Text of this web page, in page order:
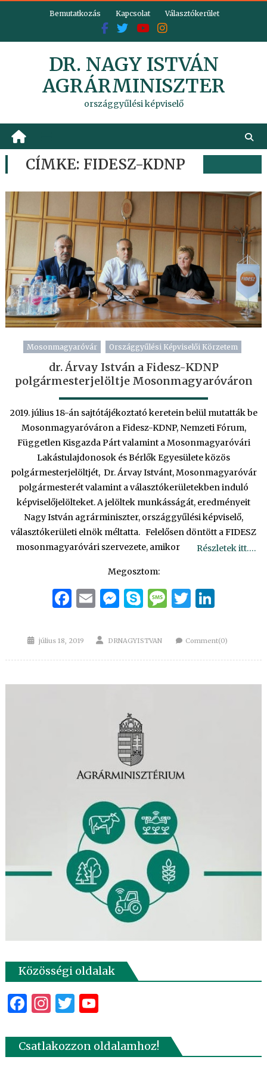
Bemutatkozás Kapcsolat Választókerület
DR. NAGY ISTVÁN
AGRÁRMINISZTER
országgyűlési képviselő
CÍMKE: FIDESZ-KDNP
Mosonmagyaróvár Országgyűlési Képviselői Körzetem
dr. Árvay István a Fidesz-KDNP
polgármesterjelöltje Mosonmagyaróváron
2019. július 18-án sajtótájékoztató keretein belül mutatták be
Mosonmagyaróváron a Fidesz-KDNP, Nemzeti Fórum,
Független Kisgazda Párt valamint a Mosonmagyaróvári
Lakástulajdonosok és Bérlők Egyesülete közös
polgármesterjelöltjét, Dr. Árvay Istvánt, Mosonmagyaróvár
polgármesterét valamint a választókerületekben induló
képviselőjelölteket. A jelöltek munkásságát, eredményeit
Nagy István agrárminiszter, országgyűlési képviselő,
választókerületi elnök méltatta. Felelősen döntött a FIDESZ
mosonmagyaróvári szervezete, amikor
Részletek itt….
Megosztom:
Facebook
EmailMessenger
Skype
Message
Twitter
Posted
július 18, 2019 Author
DRNAGYISTVAN Comment(0)
Közösségi oldalak
Facebook
Instagram
Twitter
YouTube
Csatlakozzon oldalamhoz!